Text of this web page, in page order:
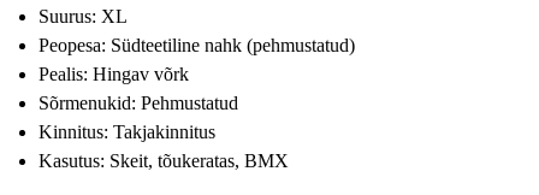
Suurus: XL
Peopesa: Südteetiline nahk (pehmustatud)
Pealis: Hingav võrk
Sõrmenukid: Pehmustatud
Kinnitus: Takjakinnitus
Kasutus: Skeit, tõukeratas, BMX